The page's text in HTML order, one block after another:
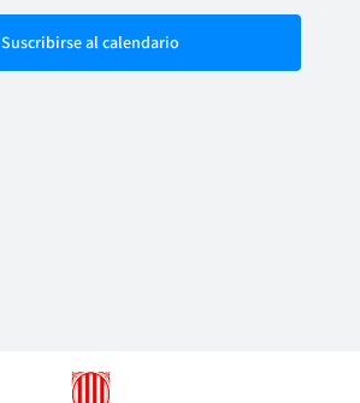
Suscribirse al calendario